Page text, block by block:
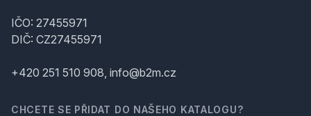
IČO: 27455971
DIČ: CZ27455971
+420 251 510 908, info@b2m.cz
CHCETE SE PŘIDAT DO NAŠEHO KATALOGU?